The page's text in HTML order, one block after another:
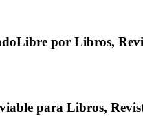
por Libros,
para Libros,